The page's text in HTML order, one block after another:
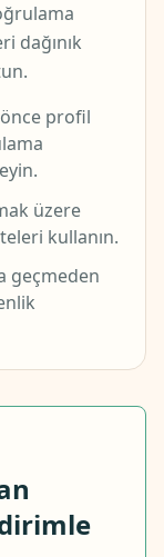
dağınık
profil
üzere
kullanın.
geçmeden